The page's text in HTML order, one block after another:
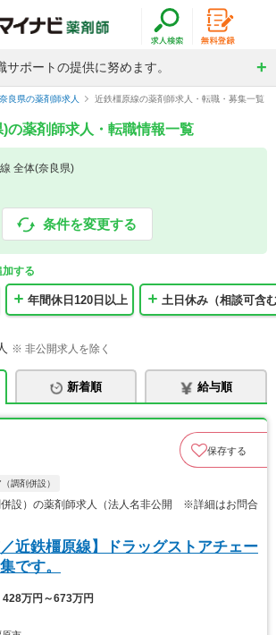
サポートの提供に努めます。
奈良県の薬剤師求人 近鉄橿原線の薬剤師求人・転職・募集一覧
の薬剤師求人・転職情報一覧
全体(奈良県)
条件を変更する
する
年間休日120日以上 土日休み（相談可含
※ 非公開求人を除く
新着順 給与順
保存する
調剤併設）
併設）の薬剤師求人（法人名非公開 ※詳細はお問合
／近鉄橿原線】ドラッグストアチェー
です。
428万円～673万円